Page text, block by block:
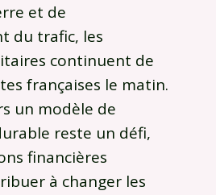
et de
du trafic, les
continuent de
françaises le matin.
un modèle de
reste un défi,
financières
à changer les